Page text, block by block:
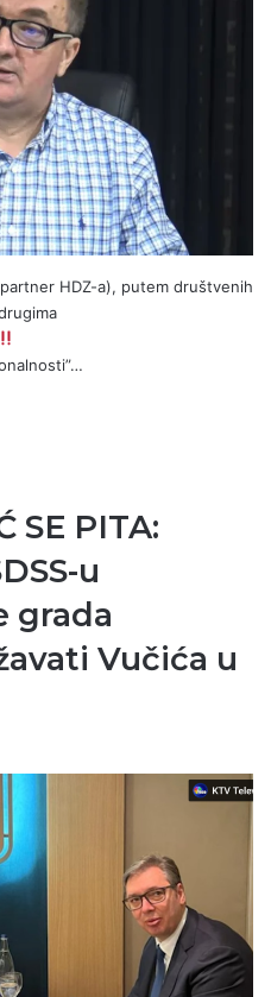
HDZ-a), putem društvenih
SE PITA:
u
grada
Vučića u